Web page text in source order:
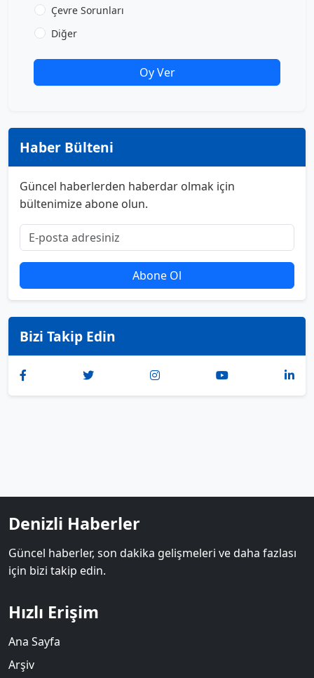
Çevre Sorunları
Diğer
Oy Ver
Haber Bülteni
Güncel haberlerden haberdar olmak için
bültenimize abone olun.
Abone Ol
Bizi Takip Edin
Denizli Haberler
Güncel haberler, son dakika gelişmeleri ve daha fazlası
için bizi takip edin.
Hızlı Erişim
Ana Sayfa
Arşiv